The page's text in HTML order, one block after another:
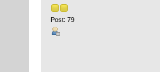
Post: 79